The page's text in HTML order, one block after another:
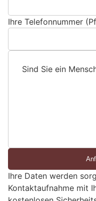
Ihre Telefonnummer
Sind Sie ein
e
i
Ihre Daten werden
Kontaktaufnahme mit